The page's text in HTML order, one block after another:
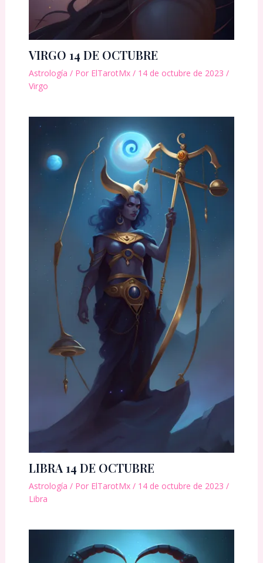
VIRGO 14 DE OCTUBRE
Astrología / Por ElTarotMx / 14 de octubre de 2023 /
Virgo
LIBRA 14 DE OCTUBRE
Astrología / Por ElTarotMx / 14 de octubre de 2023 /
Libra